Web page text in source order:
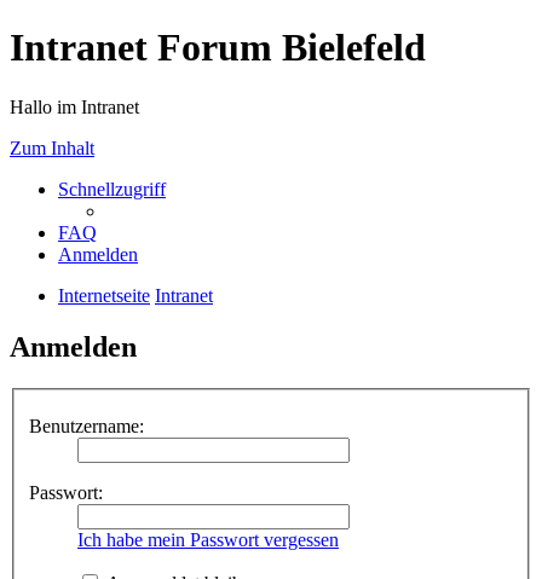
Intranet Forum Bielefeld
Hallo im Intranet
Zum Inhalt
Schnellzugriff
FAQ
Anmelden
Internetseite Intranet
Anmelden
Benutzername:
Passwort:
Ich habe mein Passwort vergessen